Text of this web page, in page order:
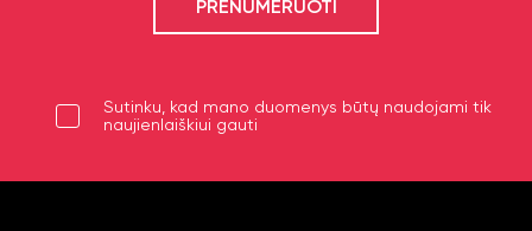
Sutinku, kad mano duomenys būtų naudojami tik
naujienlaiškiui gauti